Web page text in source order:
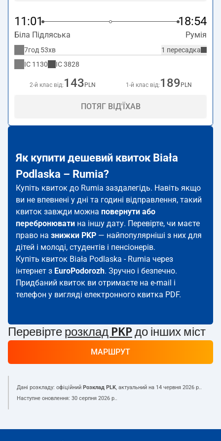
11:01 18:54
Біла Підляська Румія
1 пересадка
7год 53хв
IC 1130 IC3828
2-й клас від: 143 PLN 1-й клас від: 189 PLN
ПОТЯГ ВІД'ЇХАВ
Як купити дешевий квиток Biała
Podlaska – Rumia?
Купіть квиток до Rumia заздалегідь. Навіть якщо
ви не впевнені у дні та годині відправлення, такий
квиток завжди можна повернути або
перебронювати на іншу дату. Перевірте, чи маєте
право на знижки PKP — найпопулярніші з них для
дітей і молоді, студентів і пенсіонерів.
Купіть квиток Biała Podlaska - Rumia через
інтернет з EuroPodorozh. Зручно і безпечно.
Придбаний квиток ви отримаєте на e-mail і
телефон у вигляді електронного квитка PDF.
Перевірте розклад PKP до інших міст
МАРШРУТ
Дані розкладу: офіційний Розклад PLK, актуальний на 14 червня 2026 р..
Наступне оновлення: 30 серпня 2026 р..